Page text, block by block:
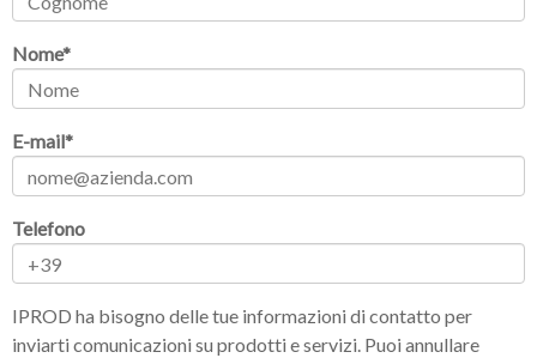
Nome*
E-mail*
Telefono
IPROD ha bisogno delle tue informazioni di contatto per
inviarti comunicazioni su prodotti e servizi. Puoi annullare